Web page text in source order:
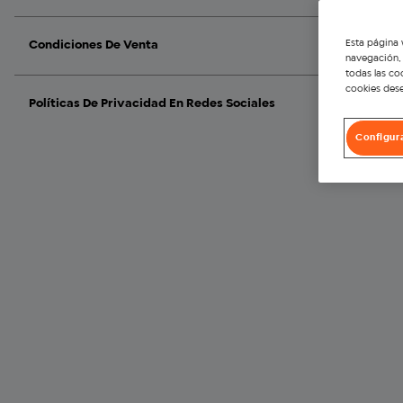
Condiciones De Venta
Políticas De Privacidad En Redes Sociales
Esta
todas las
cookies